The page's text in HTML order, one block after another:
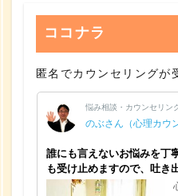
ココナラ
匿名でカウンセリングが